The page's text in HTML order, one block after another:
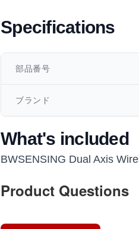
Specifications
部品番号
ブランド
What's included
BWSENSING Dual Axis
Product Questions